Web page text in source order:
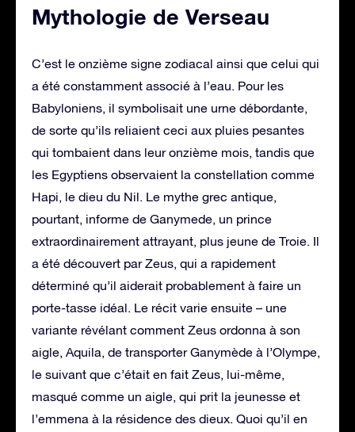
Mythologie de Verseau
C’est le onzième signe zodiacal ainsi que celui qui
a été constamment associé à l’eau. Pour les
Babyloniens, il symbolisait une urne débordante,
de sorte qu’ils reliaient ceci aux pluies pesantes
qui tombaient dans leur onzième mois, tandis que
les Egyptiens observaient la constellation comme
Hapi, le dieu du Nil. Le mythe grec antique,
pourtant, informe de Ganymede, un prince
extraordinairement attrayant, plus jeune de Troie. Il
a été découvert par Zeus, qui a rapidement
déterminé qu’il aiderait probablement à faire un
porte-tasse idéal. Le récit varie ensuite – une
variante révélant comment Zeus ordonna à son
aigle, Aquila, de transporter Ganymède à l’Olympe,
le suivant que c’était en fait Zeus, lui-même,
masqué comme un aigle, qui prit la jeunesse et
l’emmena à la résidence des dieux. Quoi qu’il en